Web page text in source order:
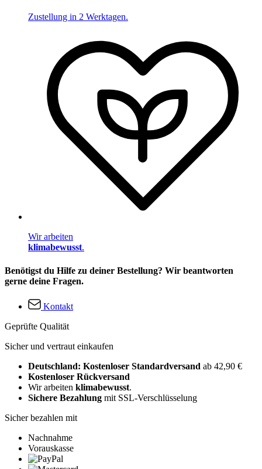
Zustellung in 2 Werktagen.
Wir arbeiten
klimabewusst.
Benötigst du Hilfe zu deiner Bestellung? Wir beantworten
gerne deine Fragen.
Kontakt
Geprüfte Qualität
Sicher und vertraut einkaufen
Deutschland: Kostenloser Standardversand ab 42,90 €
Kostenloser Rückversand
Wir arbeiten klimabewusst.
Sichere Bezahlung mit SSL-Verschlüsselung
Sicher bezahlen mit
Nachnahme
Vorauskasse